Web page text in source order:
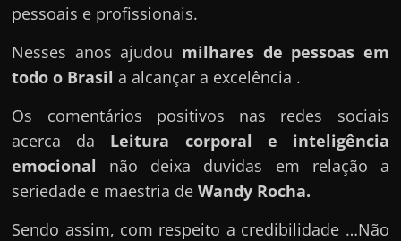
pessoais e profissionais.
Nesses anos ajudou milhares de pessoas em
todo o Brasil a alcançar a excelência .
Os comentários positivos nas redes sociais
acerca da Leitura corporal e inteligência
emocional
não deixa duvidas em relação a
seriedade e maestria deWandy Rocha.
Sendo assim, com respeito a credibilidade …Não